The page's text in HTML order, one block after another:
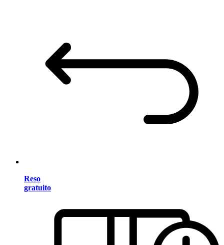
Reso
gratuito